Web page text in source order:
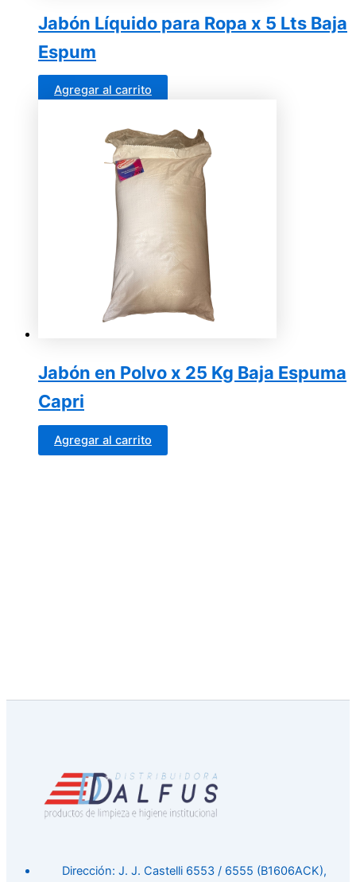
Jabón Líquido para Ropa x 5 Lts Baja
Espum
Agregar al carrito
Jabón en Polvo x 25 Kg Baja Espuma
Capri
Agregar al carrito
Dirección: J. J. Castelli 6553 / 6555 (B1606ACK),